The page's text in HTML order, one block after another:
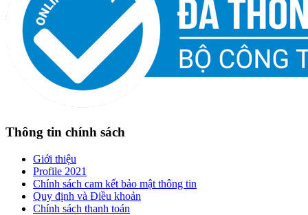
Thông tin chính sách
Giới thiệu
Profile 2021
Chính sách cam kết bảo mật thông tin
Quy định và Điều khoản
Chính sách thanh toán